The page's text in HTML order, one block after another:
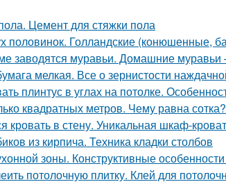
Цемент для стяжки пола
половинок. Голландские (конюшенные,
заводятся муравьи. Домашние муравьи
мелкая. Все о зернистости
плинтус в углах на потолке.
квадратных метров. Чему равна
кровать в стену. Уникальная шкаф-
из кирпича. Техника кладки столбов
зоны. Конструктивные
потолочную плитку. Клей для